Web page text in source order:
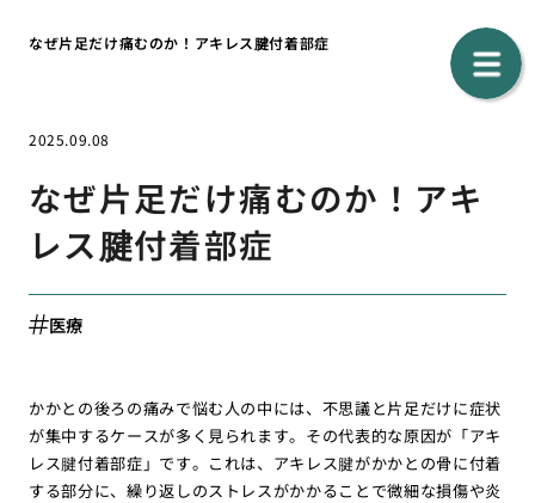
なぜ片足だけ痛むのか！アキレス腱付着部症
2025.09.08
なぜ片足だけ痛むのか！アキ
レス腱付着部症
医療
かかとの後ろの痛みで悩む人の中には、不思議と片足だけに症状
が集中するケースが多く見られます。その代表的な原因が「アキ
レス腱付着部症」です。これは、アキレス腱がかかとの骨に付着
する部分に、繰り返しのストレスがかかることで微細な損傷や炎